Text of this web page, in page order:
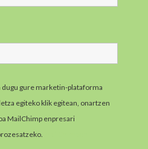
gure marketin-plataforma
egiteko klik egitean, onartzen
MailChimp enpresari